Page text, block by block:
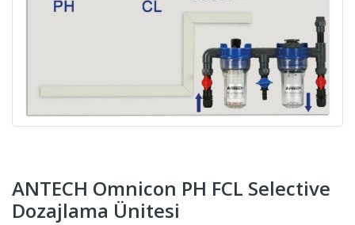
ANTECH Omnicon PH FCL Selective
Dozajlama Ünitesi